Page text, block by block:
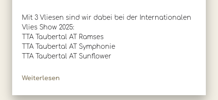
Mit 3 Vliesen sind wir dabei bei der Internationalen
Vlies Show 2025:
TTA Taubertal AT Ramses
TTA Taubertal AT Symphonie
TTA Taubertal AT Sunflower
Weiterlesen